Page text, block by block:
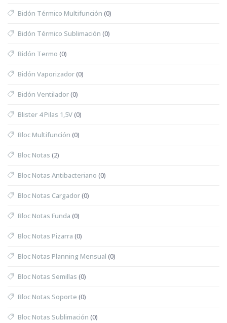
Bidón Térmico Multifunción (0)
Bidón Térmico Sublimación (0)
Bidón Termo (0)
Bidón Vaporizador(0)
Bidón Ventilador(0)
Blister 4 Pilas 1,5V(0)
Bloc Multifunción (0)
Bloc Notas (2)
Bloc Notas Antibacteriano (0)
Bloc Notas Cargador(0)
Bloc Notas Funda (0)
Bloc Notas Pizarra (0)
Bloc Notas Planning Mensual (0)
Bloc Notas Semillas (0)
Bloc Notas Soporte (0)
Bloc Notas Sublimación (0)